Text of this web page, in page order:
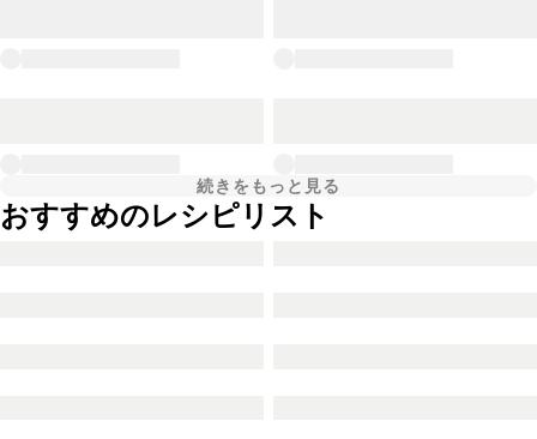
続きをもっと見る
おすすめのレシピリスト